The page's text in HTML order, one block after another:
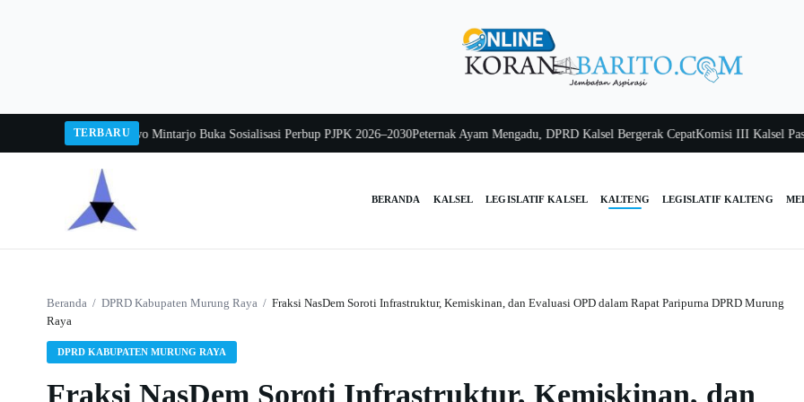
TERBARU
Pj Sekda Sarwo Mintarjo Buka Sosialisasi Perbup PJPK 2026–2030Peternak Ayam Mengadu, DPRD Kalsel Bergerak CepatKomisi III Kalsel Pastikan
BERANDA KALSEL LEGISLATIF KALSEL KALTENG LEGISLATIF KALTENG
Beranda / DPRD Kabupaten Murung Raya / Fraksi NasDem Soroti Infrastruktur, Kemiskinan, dan Evaluasi OPD dalam Rapat Paripurna DPRD Murung
Raya
DPRD KABUPATEN MURUNG RAYA
Fraksi NasDem Soroti Infrastruktur, Kemiskinan, dan